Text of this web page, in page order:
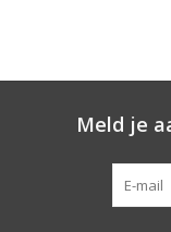
Meld je